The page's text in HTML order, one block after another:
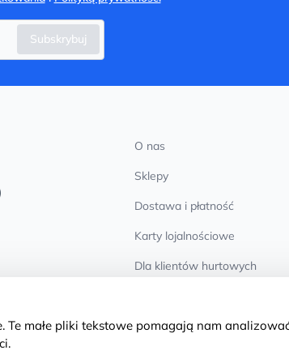
Subskrybuj
O nas
Sklepy
Dostawa i płatność
Karty lojalnościowe
Dla klientów hurtowych
małe pliki tekstowe pomagają nam